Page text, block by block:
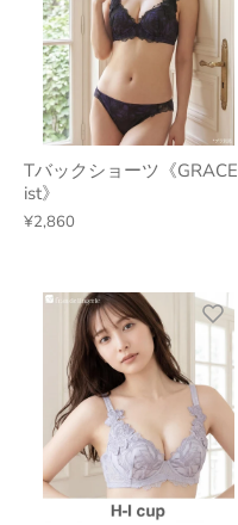
Tバックショーツ《GRACE
ist》
¥2,860